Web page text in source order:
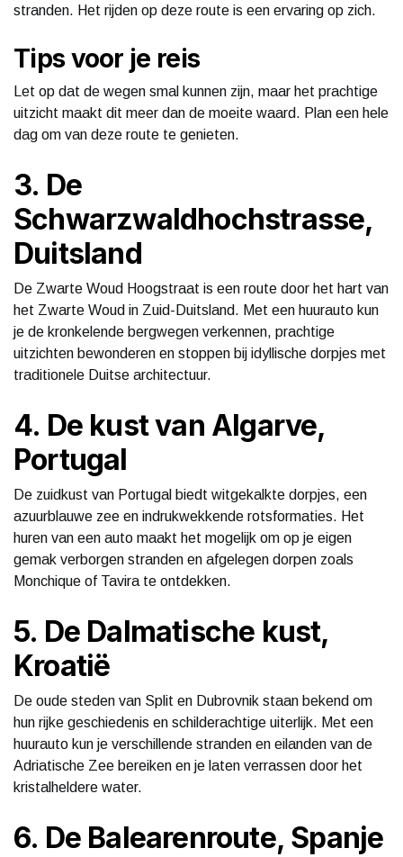
stranden. Het rijden op deze route is een ervaring op zich.
Tips voor je reis
Let op dat de wegen smal kunnen zijn, maar het prachtige
uitzicht maakt dit meer dan de moeite waard. Plan een hele
dag om van deze route te genieten.
3. De
Schwarzwaldhochstrasse,
Duitsland
De Zwarte Woud Hoogstraat is een route door het hart van
het Zwarte Woud in Zuid-Duitsland. Met een huurauto kun
je de kronkelende bergwegen verkennen, prachtige
uitzichten bewonderen en stoppen bij idyllische dorpjes met
traditionele Duitse architectuur.
4. De kust van Algarve,
Portugal
De zuidkust van Portugal biedt witgekalkte dorpjes, een
azuurblauwe zee en indrukwekkende rotsformaties. Het
huren van een auto maakt het mogelijk om op je eigen
gemak verborgen stranden en afgelegen dorpen zoals
Monchique of Tavira te ontdekken.
5. De Dalmatische kust,
Kroatië
De oude steden van Split en Dubrovnik staan bekend om
hun rijke geschiedenis en schilderachtige uiterlijk. Met een
huurauto kun je verschillende stranden en eilanden van de
Adriatische Zee bereiken en je laten verrassen door het
kristalheldere water.
6. De Balearenroute, Spanje